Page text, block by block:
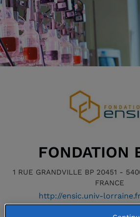
FONDATION
1 RUE GRANDVILLE BP 20451 -
FRANCE
http://ensic.univ-